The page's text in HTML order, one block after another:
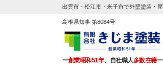
出雲市・松江市・米子市で外壁塗装・
島根県知事 第8084号
ー創業昭和51年、自社職人多数在籍ー